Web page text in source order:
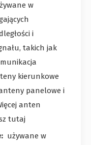
w
i
takich jak
kierunkowe
panelowe i
anten
tutaj
używane w